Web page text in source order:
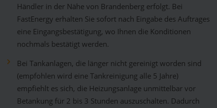
Händler in der Nähe von Brandenberg erfolgt. Bei
FastEnergy erhalten Sie sofort nach Eingabe des Auftrages
eine Eingangsbestätigung, wo Ihnen die Konditionen
nochmals bestätigt werden.
Bei Tankanlagen, die länger nicht gereinigt worden sind
(empfohlen wird eine Tankreinigung alle 5 Jahre)
empfiehlt es sich, die Heizungsanlage unmittelbar vor
Betankung für 2 bis 3 Stunden auszuschalten. Dadurch